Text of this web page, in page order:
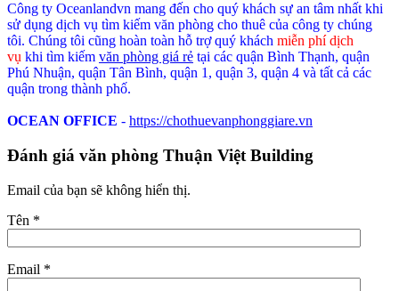
Công ty Oceanlandvn mang đến cho quý khách sự an tâm nhất khi
sử dụng dịch vụ tìm kiếm văn phòng cho thuê của công ty chúng
tôi. Chúng tôi cũng hoàn toàn hỗ trợ quý khách miễn phí dịch
vụ khi tìm kiếm văn phòng giá rẻ tại các quận Bình Thạnh, quận
Phú Nhuận, quận Tân Bình, quận 1, quận 3, quận 4 và tất cả các
quận trong thành phố.
OCEAN OFFICE - https://chothuevanphonggiare.vn
Đánh giá văn phòng Thuận Việt Building
Email của bạn sẽ không hiển thị.
Tên *
Email *